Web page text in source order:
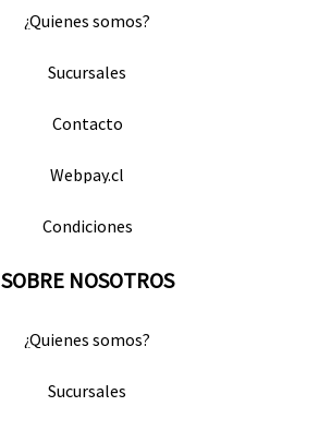
¿Quienes somos?
Sucursales
Contacto
Webpay.cl
Condiciones
SOBRE NOSOTROS
¿Quienes somos?
Sucursales